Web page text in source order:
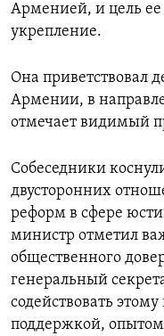
Арменией, и цель ее
укрепление.
Она приветствовал
Армении, в
отмечает видимый
Собеседники
двусторонних
реформ в сфере
министр отметил
общественного
генеральный
содействовать
поддержкой,